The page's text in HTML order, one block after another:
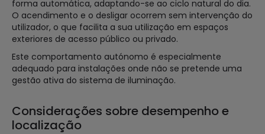
forma automática, adaptando-se ao ciclo natural do dia.
O acendimento e o desligar ocorrem sem intervenção do
utilizador, o que facilita a sua utilização em espaços
exteriores de acesso público ou privado.
Este comportamento autónomo é especialmente
adequado para instalações onde não se pretende uma
gestão ativa do sistema de iluminação.
Considerações sobre desempenho e
localização